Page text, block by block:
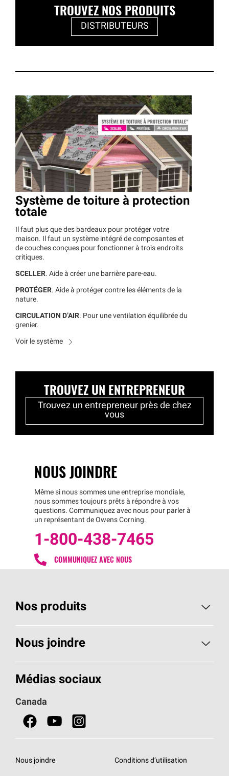
TROUVEZ NOS PRODUITS
DISTRIBUTEURS
Système de toiture à protection
totale
Il faut plus que des bardeaux pour protéger votre
maison. Il faut un système intégré de composantes et
de couches conçues pour fonctionner à trois endroits
critiques.
SCELLER. Aide à créer une barrière pare-eau.
PROTÉGER. Aide à protéger contre les éléments de la
nature.
CIRCULATION D’AIR. Pour une ventilation équilibrée du
grenier.
Voir le système
TROUVEZ UN ENTREPRENEUR
Trouvez un entrepreneur près de chez
vous
NOUS JOINDRE
Même si nous sommes une entreprise mondiale,
nous sommes toujours prêts à répondre à vos
questions. Communiquez avec nous pour parler à
un représentant de Owens Corning.
1-800-438-7465
COMMUNIQUEZ AVEC NOUS
Nos produits
Toiture
Isolants pour usage résidentiel
Isolants pour usage commercial
Nous joindre
Composez le 1 800 438-7465
Médias sociaux
Canada
Nous joindre Conditions d’utilisation